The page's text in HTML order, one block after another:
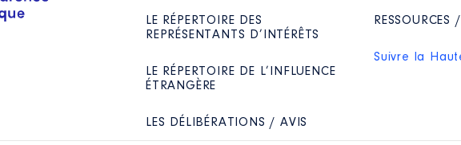
LE RÉPERTOIRE DES
REPRÉSENTANTS D’INTÉRÊTS
LE RÉPERTOIRE DE L’INFLUENCE
ÉTRANGÈRE
LES DÉLIBÉRATIONS / AVIS
Suivre la